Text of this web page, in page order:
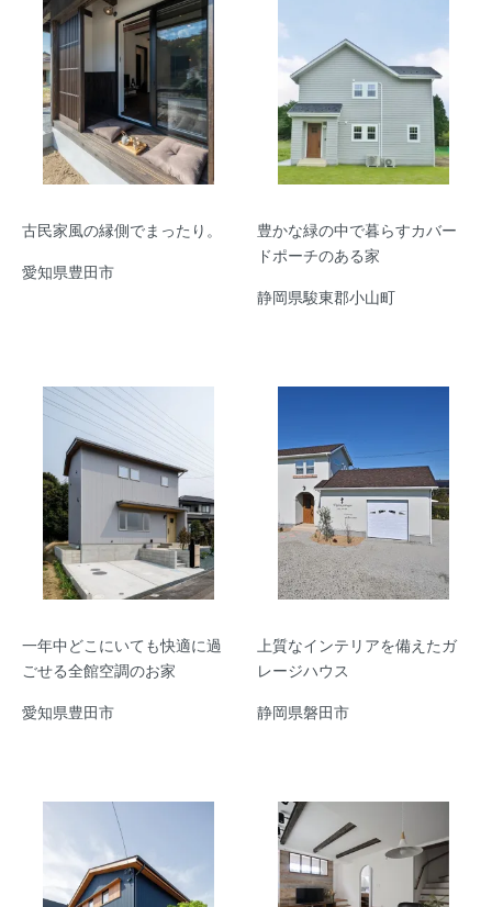
古民家風の縁側でまったり。
愛知県豊田市
豊かな緑の中で暮らすカバー
ドポーチのある家
静岡県駿東郡小山町
一年中どこにいても快適に過
ごせる全館空調のお家
愛知県豊田市
上質なインテリアを備えたガ
レージハウス
静岡県磐田市